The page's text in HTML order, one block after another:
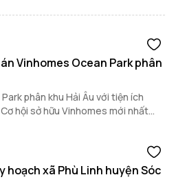
Vinhomes Ocean Park phân
phân khu Hải Âu với tiện ích
hội sở hữu Vinhomes mới nhất
sách hấp dẫn.
hoạch xã Phù Linh huyện Sóc